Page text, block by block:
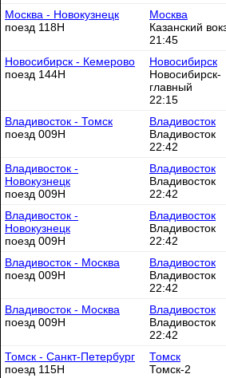
Москва - Новокузнецк
поезд 118Н
Москва
Казанский
21:45
Новосибирск - Кемерово
поезд 144Н
Новосибирск
Новосибирск-
главный
22:15
Владивосток - Томск
поезд 009Н
Владивосток
Владивосток
22:42
Владивосток -
Новокузнецк
поезд 009Н
Владивосток
Владивосток
22:42
Владивосток -
Новокузнецк
поезд 009Н
Владивосток
Владивосток
22:42
Владивосток - Москва
поезд 009Н
Владивосток
Владивосток
22:42
Владивосток - Москва
поезд 009Н
Владивосток
Владивосток
22:42
Томск - Санкт-Петербург
поезд 115Н
Томск
Томск-2